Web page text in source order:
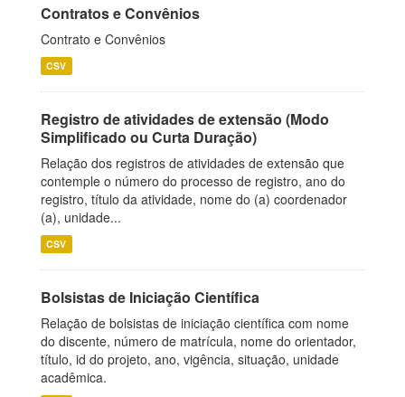
Contratos e Convênios
Contrato e Convênios
CSV
Registro de atividades de extensão (Modo
Simplificado ou Curta Duração)
Relação dos registros de atividades de extensão que
contemple o número do processo de registro, ano do
registro, título da atividade, nome do (a) coordenador
(a), unidade...
CSV
Bolsistas de Iniciação Científica
Relação de bolsistas de iniciação científica com nome
do discente, número de matrícula, nome do orientador,
título, id do projeto, ano, vigência, situação, unidade
acadêmica.